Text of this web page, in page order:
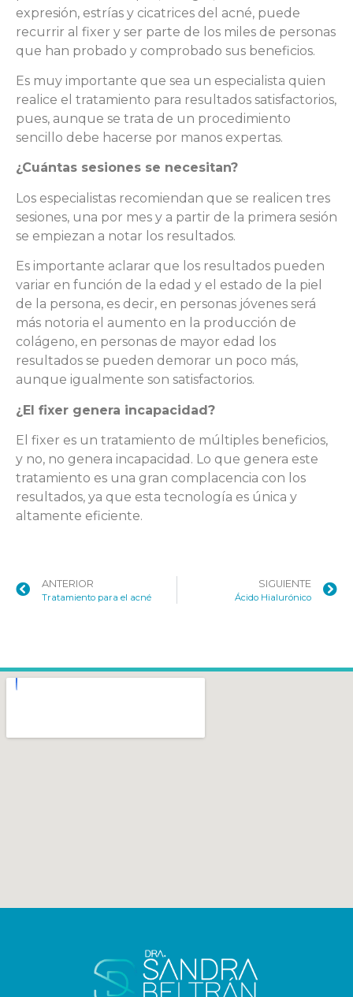
expresión, estrías y cicatrices del acné, puede
recurrir al fixer y ser parte de los miles de personas
que han probado y comprobado sus beneficios.
Es muy importante que sea un especialista quien
realice el tratamiento para resultados satisfactorios,
pues, aunque se trata de un procedimiento
sencillo debe hacerse por manos expertas.
¿Cuántas sesiones se necesitan?
Los especialistas recomiendan que se realicen tres
sesiones, una por mes y a partir de la primera sesión
se empiezan a notar los resultados.
Es importante aclarar que los resultados pueden
variar en función de la edad y el estado de la piel
de la persona, es decir, en personas jóvenes será
más notoria el aumento en la producción de
colágeno, en personas de mayor edad los
resultados se pueden demorar un poco más,
aunque igualmente son satisfactorios.
¿El fixer genera incapacidad?
El fixer es un tratamiento de múltiples beneficios,
y no, no genera incapacidad. Lo que genera este
tratamiento es una gran complacencia con los
resultados, ya que esta tecnología es única y
altamente eficiente.
ANTERIOR
Tratamiento para el acné
SIGUIENTE
Ácido Hialurónico